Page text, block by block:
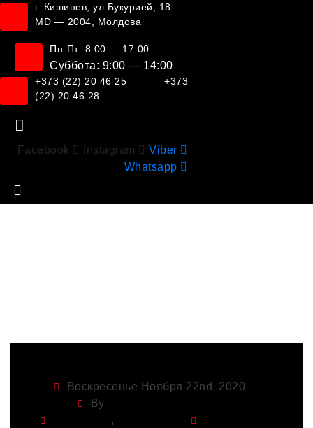
г. Кишинев, ул.Букурией, 18
MD — 2004, Молдова
Пн-Пт: 8:00 — 17:00
Суббота: 9:00 — 14:00
+373 (22) 20 46 25
+373
(22) 20 46 28
Facebook Instagram
Viber
Whatsapp
Воскресенье Ноября 22nd, 2020
By
,